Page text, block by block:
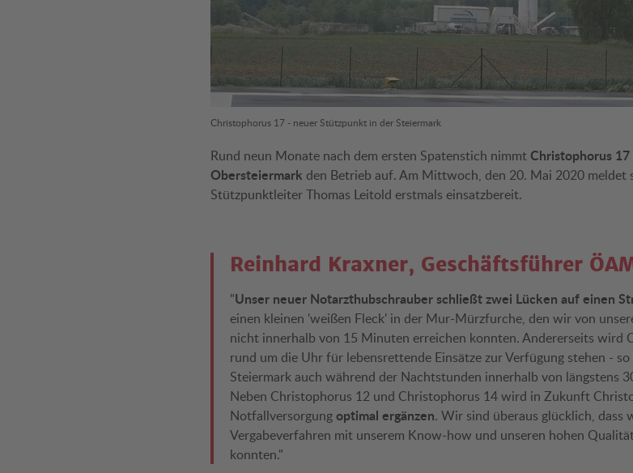
Christophorus 17 - neuer Stützpunkt in der Steiermark
Rund neun Monate nach dem ersten Spatenstich nimmt Christophorus 17
Obersteiermark den Betrieb auf. Am Mittwoch, den 20. Mai 2020 meldet
Stützpunktleiter Thomas Leitold erstmals einsatzbereit.
Reinhard Kraxner, Geschäftsführer
"Unser neuer Notarzthubschrauber schließt zwei Lücken auf einen
einen kleinen 'weißen Fleck' in der Mur-Mürzfurche, den wir von
nicht innerhalb von 15 Minuten erreichen konnten. Andererseits wird
rund um die Uhr für lebensrettende Einsätze zur Verfügung stehen -
Steiermark auch während der Nachtstunden innerhalb von längstens
Neben Christophorus 12 und Christophorus 14 wird in Zukunft
Notfallversorgungoptimal ergänzen. Wir sind überaus glücklich, dass
Vergabeverfahren mit unserem Know-how und unseren hohen
konnten."